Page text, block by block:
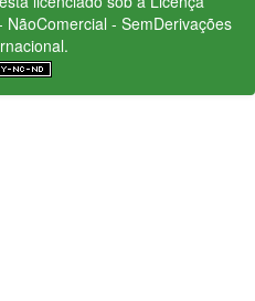
- SemDerivações